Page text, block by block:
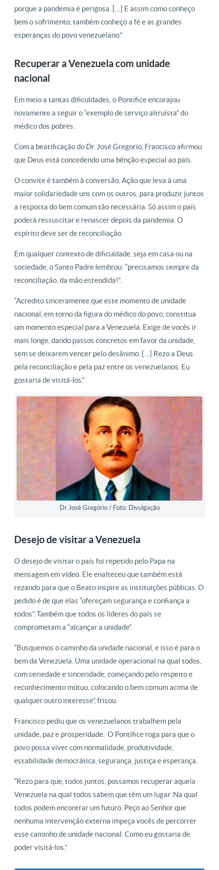
porque a pandemia é perigosa. […] E assim como conheço
bem o sofrimento, também conheço a fé e as grandes
esperanças do povo venezuelano.”
Recuperar a Venezuela com unidade
nacional
Em meio a tantas dificuldades, o Pontífice encorajou
novamente a seguir o “exemplo de serviço altruísta” do
médico dos pobres.
Com a beatificação do Dr. José Gregorio, Francisco afirmou
que Deus está concedendo uma bênção especial ao país.
O convite é também à conversão. Ação que leva à uma
maior solidariedade uns com os outros, para produzir juntos
a resposta do bem comum tão necessária. Só assim o país
poderá ressuscitar e renascer depois da pandemia. O
espírito deve ser de reconciliação.
Em qualquer contexto de dificuldade, seja em casa ou na
sociedade, o Santo Padre lembrou: “precisamos sempre da
reconciliação, da mão estendida!”.
“Acredito sinceramente que este momento de unidade
nacional, em torno da figura do médico do povo, constitua
um momento especial para a Venezuela. Exige de vocês ir
mais longe, dando passos concretos em favor da unidade,
sem se deixarem vencer pelo desânimo. […] Rezo a Deus
pela reconciliação e pela paz entre os venezuelanos. Eu
gostaria de visitá-los.”
Dr José Gregório / Foto: Divulgação
Desejo de visitar a Venezuela
O desejo de visitar o país foi repetido pelo Papa na
mensagem em vídeo. Ele enalteceu que também está
rezando para que o Beato inspire as instituições públicas. O
pedido é de que elas “ofereçam segurança e confiança a
todos”. Também que todos os líderes do país se
comprometam a “alcançar a unidade”.
“Busquemos o caminho da unidade nacional, e isso é para o
bem da Venezuela. Uma unidade operacional na qual todos,
com seriedade e sinceridade, começando pelo respeito e
reconhecimento mútuo, colocando o bem comum acima de
qualquer outro interesse”, frisou.
Francisco pediu que os venezuelanos trabalhem pela
unidade, paz e prosperidade. O Pontífice roga para que o
povo possa viver com normalidade, produtividade,
estabilidade democrática, segurança, justiça e esperança.
“Rezo para que, todos juntos, possamos recuperar aquela
Venezuela na qual todos sabem que têm um lugar. Na qual
todos podem encontrar um futuro. Peço ao Senhor que
nenhuma intervenção externa impeça vocês de percorrer
esse caminho de unidade nacional. Como eu gostaria de
poder visitá-los.”